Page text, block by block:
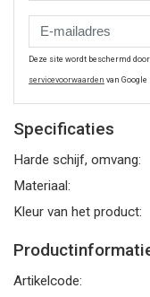
Deze site wordt beschermd
servicevoorwaarden van
Specificaties
Harde schijf, omvang:
Materiaal:
Kleur van het product:
Artikelcode: